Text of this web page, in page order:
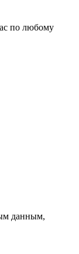
по любому
данным,